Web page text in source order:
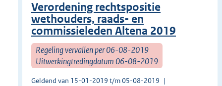
Verordening rechtspositie
wethouders, raads- en
commissieleden Altena 2019
Regeling vervallen per 06-08-2019
Uitwerkingtredingdatum 06-08-2019
Geldend van 15-01-2019 t/m 05-08-2019